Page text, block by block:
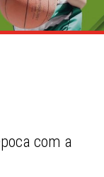
com a